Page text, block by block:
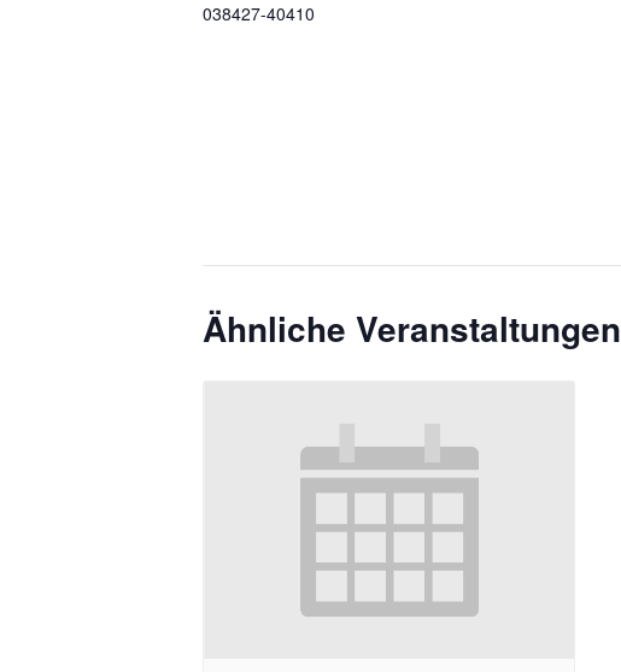
038427-40410
Ähnliche Veranstaltungen